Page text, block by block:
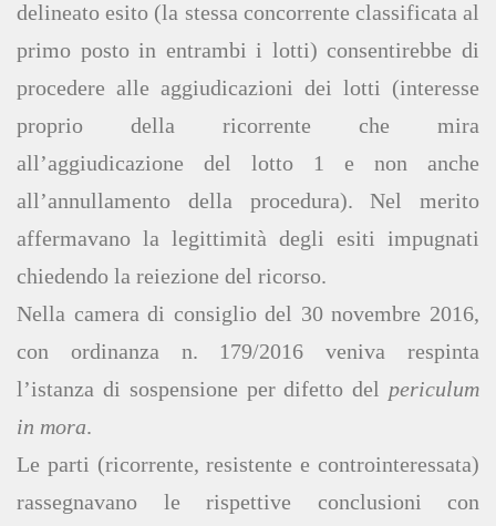
delineato esito (la stessa concorrente classificata al
primo posto in entrambi i lotti) consentirebbe di
procedere alle aggiudicazioni dei lotti (interesse
proprio della ricorrente che mira
all’aggiudicazione del lotto 1 e non anche
all’annullamento della procedura). Nel merito
affermavano la legittimità degli esiti impugnati
chiedendo la reiezione del ricorso.
Nella camera di consiglio del 30 novembre 2016,
con ordinanza n. 179/2016 veniva respinta
l’istanza di sospensione per difetto del periculum
in mora.
Le parti (ricorrente, resistente e controinteressata)
rassegnavano le rispettive conclusioni con